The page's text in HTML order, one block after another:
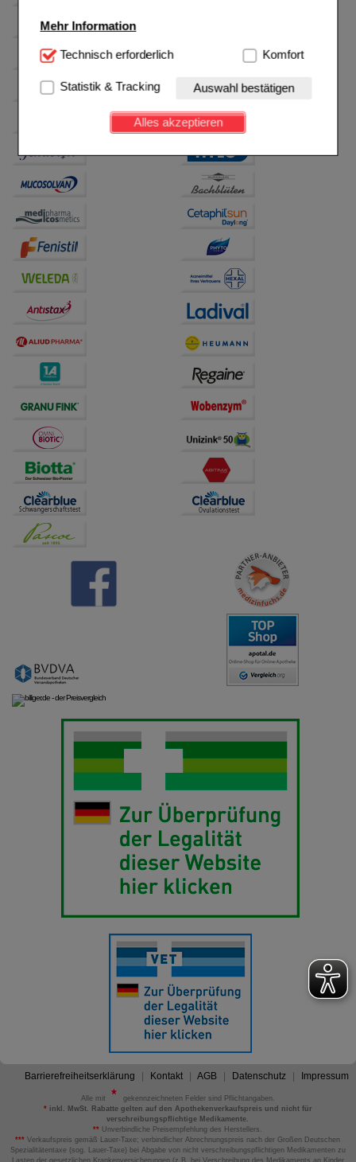
Mehr Information
Technisch Notwendig:Hierbei handelt es sich um
Website notwendig sind (z.B. Navigation, Warenkorb,
Kundenkonto), weshalb auf diese nicht verzichtet
werden kann.
Einkaufserlebnis noch ansprechender zu gestalten,
Besuchers oder unsere Seite an bevorzugte
Verhaltensweisen (z.B. Spracheinstellung)
anzupassen. Komfort-Cookies ermöglichen es uns
auch auf Ihre Bedürfnisse zugeschrittene Inhalte
anzuzeigen und unser Partnerprogramm zu
betreiben.
Statistik & Tracking:
Hierüber lassen sich
Informationen über die Art und Weise der Nutzung
unserer Website sammeln, mit deren Hilfe wir unsere
auf unserer Website aber auch die Werbung auf
Drittseiten möglichst relevant für Sie zu gestalten.
Bitte beachten Sie, dass Daten hierfür teilweise an
Dritte wie z.B. Google oder soziale Medien
Technisch erforderlich Komfort
Statistik & Tracking Auswahl bestätigen
Alles akzeptieren
Barrierefreiheitserklärung Kontakt AGB Datenschutz Impressum
Alle mit
gekennzeichneten Felder sind Pflichtangaben.
*inkl. MwSt. Rabatte gelten auf den Apothekenverkaufspreis und nicht für
verschreibungspflichtige Medikamente.
** Unverbindliche Preisempfehlung des Herstellers.
*** Verkaufspreis gemäß Lauer-Taxe; verbindlicher Abrechnungspreis nach der Großen Deutschen
Spezialitätentaxe (sog. Lauer-Taxe) bei Abgabe von nicht verschreibungspflichtigen Medikamenten zu
Lasten der gesetzlichen Krankenversicherungen (z.B. bei Verschreibung des Medikaments an Kinder